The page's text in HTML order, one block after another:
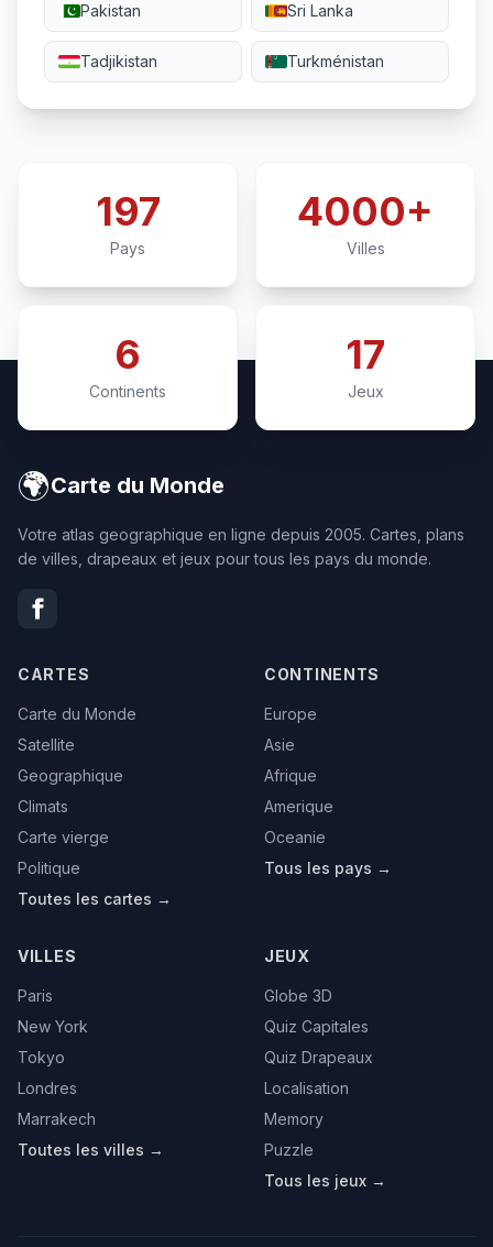
Pakistan Sri Lanka
Tadjikistan Turkménistan
197
Pays
4000+
Villes
6
Continents
17
Jeux
🌍Carte du Monde
Votre atlas geographique en ligne depuis 2005. Cartes, plans
de villes, drapeaux et jeux pour tous les pays du monde.
CARTES
Carte du Monde
Satellite
Geographique
Climats
Carte vierge
Politique
Toutes les cartes →
CONTINENTS
Europe
Asie
Afrique
Amerique
Oceanie
Tous les pays →
VILLES
Paris
New York
Tokyo
Londres
Marrakech
Toutes les villes →
JEUX
Globe 3D
Quiz Capitales
Quiz Drapeaux
Localisation
Memory
Puzzle
Tous les jeux →